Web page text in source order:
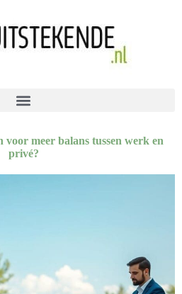
voor meer balans tussen werk en
privé?